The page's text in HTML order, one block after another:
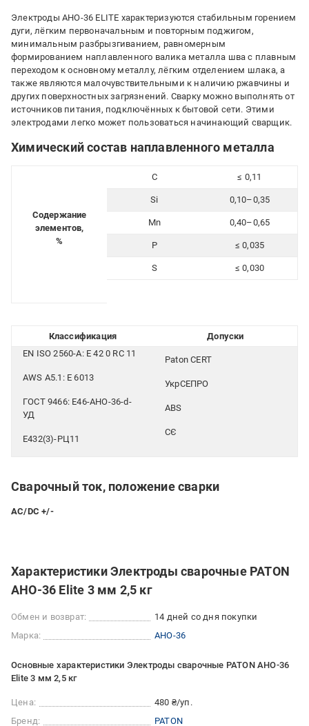
Электроды АНО-36 ELITE характеризуются стабильным горением
дуги, лёгким первоначальным и повторным поджигом,
минимальным разбрызгиванием, равномерным
формированием наплавленного валика металла шва с плавным
переходом к основному металлу, лёгким отделением шлака, а
также являются малочувствительными к наличию ржавчины и
других поверхностных загрязнений. Сварку можно выполнять от
источников питания, подключённых к бытовой сети. Этими
электродами легко может пользоваться начинающий сварщик.
Химический состав наплавленного металла
Содержание
элементов,
%
C ≤ 0,11
Si 0,10–0,35
Mn 0,40–0,65
P ≤ 0,035
S ≤ 0,030
Классификация
Допуски
EN ISO 2560-A: E 42 0 RC 11
AWS A5.1: E 6013
ГОСТ 9466: Е46-АНО-36-d-
УД
Е432(3)-РЦ11
Paton CERT
УкрСЕПРО
ABS
СЄ
Сварочный ток, положение сварки
AC/DC +/-
Характеристики Электроды сварочные PATON
АНО-36 Elite 3 мм 2,5 кг
Обмен и возврат:
14 дней со дня покупки
Марка:
АНО-36
Основные характеристики Электроды сварочные PATON АНО-36
Elite 3 мм 2,5 кг
Цена:
480 ₴/уп.
Бренд:
PATON